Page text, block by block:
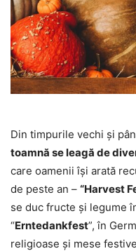
Din timpurile vechi şi
toamnă se leagă de
care oamenii îşi arată
de peste an – “Harvest
se duc fructe şi legume
“Erntedankfest”, în
religioase şi mese